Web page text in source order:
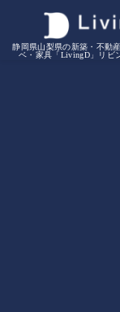
静岡県山梨県の新築・不動
ベ・家具「LivingD」リビ